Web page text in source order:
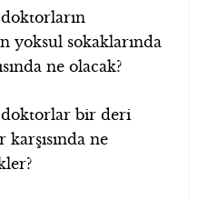
yoksul sokaklarında
ne olacak?
doktorlar bir deri
ne